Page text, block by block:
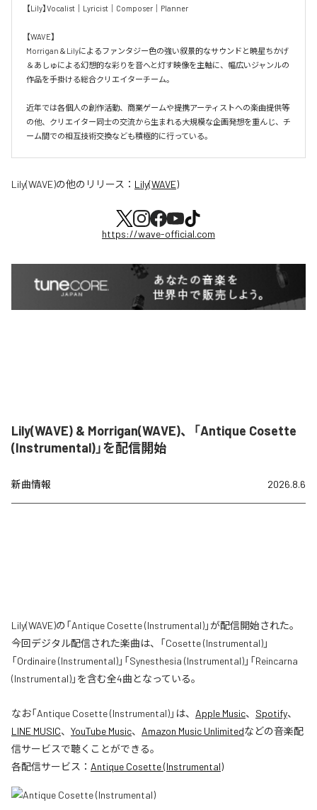
【Lily】Vocalist｜Lyricist｜Composer｜Planner
【WAVE】
Morrigan＆Lilyによるファンタジー色の強い叙景的なサウンドと暁星ちかげ
＆あしゅによる幻想的な彩りを音へと灯す映像を主軸に、幅広いジャンルの
作品を手掛ける総合クリエイターチーム。
近年では各個人の創作活動、商業ゲームや提携アーティストへの楽曲提供等
の他、クリエイター同士の交流から生まれる大規模な企画発想を重んじ、チ
ーム間での相互技術交換なども積極的に行っている。
Lily(WAVE)の他のリリース： Lily(WAVE)
https://wave-official.com
Lily(WAVE) & Morrigan(WAVE)、「Antique Cosette
(Instrumental)」を配信開始
新曲情報 2026.8.6
Lily(WAVE)の「Antique Cosette (Instrumental)」が配信開始された。
今回デジタル配信された楽曲は、「Cosette (Instrumental)」
「Ordinaire (Instrumental)」「Synesthesia (Instrumental)」「Reincarna
(Instrumental)」を含む全4曲となっている。
なお「Antique Cosette (Instrumental)」は、 Apple Music、 Spotify、
LINE MUSIC、 YouTube Music、 Amazon Music Unlimitedなどの音楽配
信サービスで聴くことができる。
各配信サービス： Antique Cosette (Instrumental)